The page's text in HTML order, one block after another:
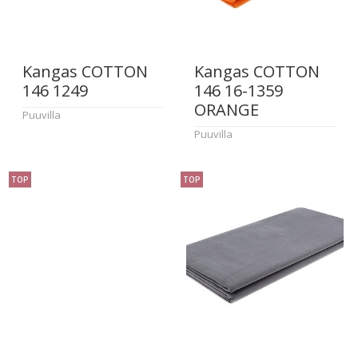
Kangas COTTON
146 1249
Puuvilla
Kangas COTTON
146 16-1359
ORANGE
Puuvilla
TOP TOP